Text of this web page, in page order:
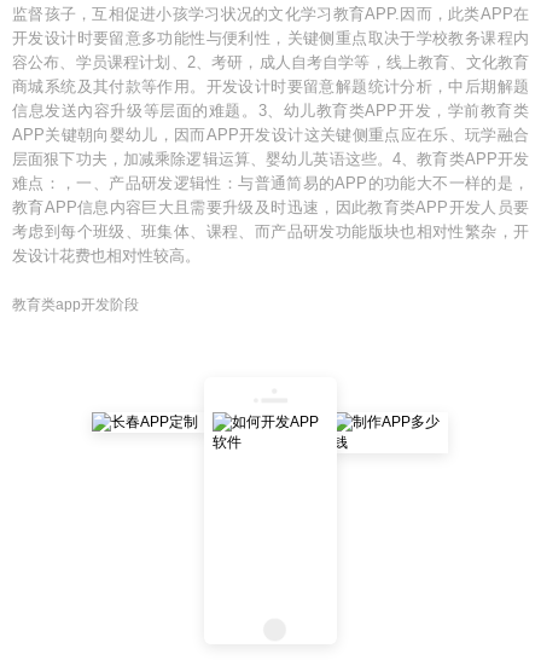
监督孩子，互相促进小孩学习状况的文化学习教育APP.因而，此类APP在
开发设计时要留意多功能性与便利性，关键侧重点取决于学校教务课程内
容公布、学员课程计划、2、考研，成人自考自学等，线上教育、文化教育
商城系统及其付款等作用。开发设计时要留意解题统计分析，中后期解题
信息发送內容升级等层面的难题。3、幼儿教育类APP开发，学前教育类
APP关键朝向婴幼儿，因而APP开发设计这关键侧重点应在乐、玩学融合
层面狠下功夫，加减乘除逻辑运算、婴幼儿英语这些。4、教育类APP开发
难点：，一、产品研发逻辑性：与普通简易的APP的功能大不一样的是，
教育APP信息内容巨大且需要升级及时迅速，因此教育类APP开发人员要
考虑到每个班级、班集体、课程、而产品研发功能版块也相对性繁杂，开
发设计花费也相对性较高。
教育类app开发阶段